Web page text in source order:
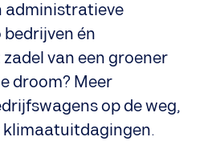
administratieve
én
van een groener
droom? Meer
op de weg,